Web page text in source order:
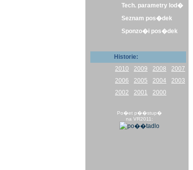
Tech. parametry lod�
Seznam pos�dek
Sponzo�i pos�dek
Historie:
2010
2009 2008
2007
2006
2005 2004
2003
2002
2001 2000
Po�et p��stup�
na VR2011: